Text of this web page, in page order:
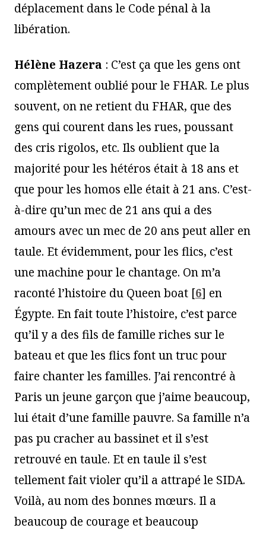
déplacement dans le Code pénal à la
libération.
Hélène Hazera : C’est ça que les gens ont
complètement oublié pour le FHAR. Le plus
souvent, on ne retient du FHAR, que des
gens qui courent dans les rues, poussant
des cris rigolos, etc. Ils oublient que la
majorité pour les hétéros était à 18 ans et
que pour les homos elle était à 21 ans. C’est-
à-dire qu’un mec de 21 ans qui a des
amours avec un mec de 20 ans peut aller en
taule. Et évidemment, pour les flics, c’est
une machine pour le chantage. On m’a
raconté l’histoire du Queen boat [6] en
Égypte. En fait toute l’histoire, c’est parce
qu’il y a des fils de famille riches sur le
bateau et que les flics font un truc pour
faire chanter les familles. J’ai rencontré à
Paris un jeune garçon que j’aime beaucoup,
lui était d’une famille pauvre. Sa famille n’a
pas pu cracher au bassinet et il s’est
retrouvé en taule. Et en taule il s’est
tellement fait violer qu’il a attrapé le SIDA.
Voilà, au nom des bonnes mœurs. Il a
beaucoup de courage et beaucoup